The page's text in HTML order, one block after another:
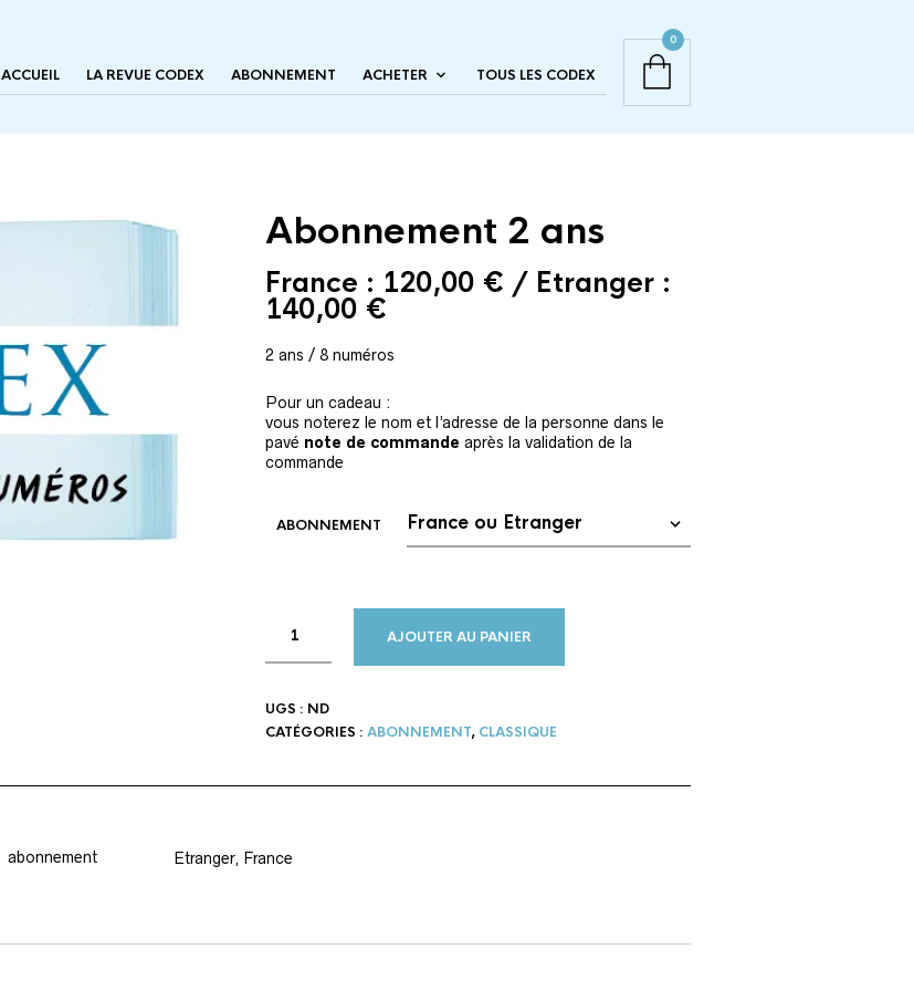
ACCUEIL LA REVUE CODEX ABONNEMENT ACHETER TOUS LES CODEX
0
Abonnement 2 ans
France : 120,00 € / Etranger :
140,00 €
2 ans / 8 numéros
Pour un cadeau :
vous noterez le nom et l’adresse de la personne dans le
pavé note de commande après la validation de la
commande
ABONNEMENT
AJOUTER AU PANIER
UGS : ND
CATÉGORIES : ABONNEMENT, CLASSIQUE
abonnement Etranger, France